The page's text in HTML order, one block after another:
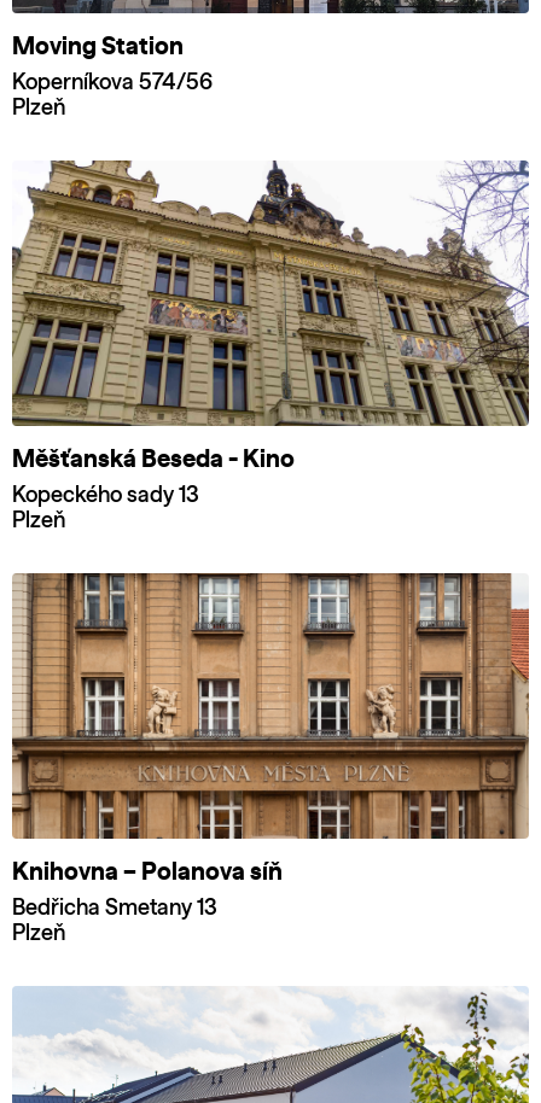
Moving Station
Koperníkova 574/56
Plzeň
Měšťanská Beseda - Kino
Kopeckého sady 13
Plzeň
Knihovna – Polanova síň
Bedřicha Smetany 13
Plzeň